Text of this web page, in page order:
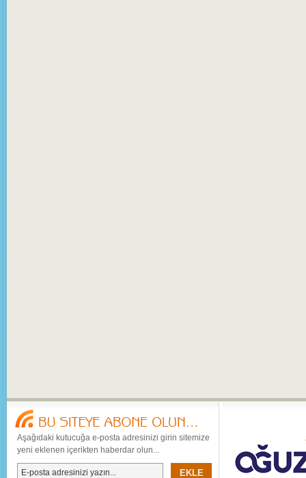
Aşağıdaki kutucuğa e-posta adresinizi girin sitemize
yeni eklenen içerikten haberdar olun...